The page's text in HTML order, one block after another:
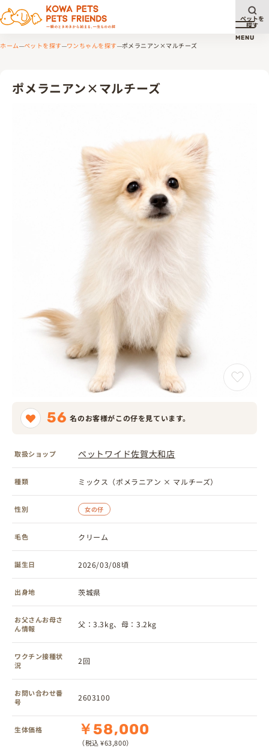
メニ
MENU
ペットを
探す
ホーム ペットを探す ワンちゃんを探す ポメラニアン×マルチーズ
ポメラニアン×マルチーズ
56 名のお客様がこの仔を見ています。
取扱ショップ ペットワイド佐賀大和店
種類 ミックス（ポメラニアン × マルチーズ）
性別 女の仔
毛色 クリーム
誕生日 2026/03/08頃
出身地 茨城県
お父さんお母さ
ん情報
父：3.3kg、母：3.2kg
ワクチン接種状
況
2回
お問い合わせ番
号
2603100
生体価格 ￥58,000
（税込 ¥63,800）